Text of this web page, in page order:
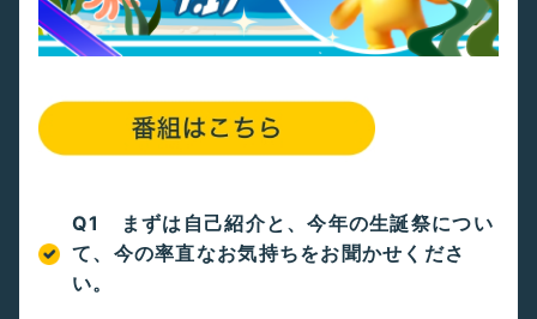
Q1 まずは自己紹介と、今年の生誕祭につい
て、今の率直なお気持ちをお聞かせくださ
い。